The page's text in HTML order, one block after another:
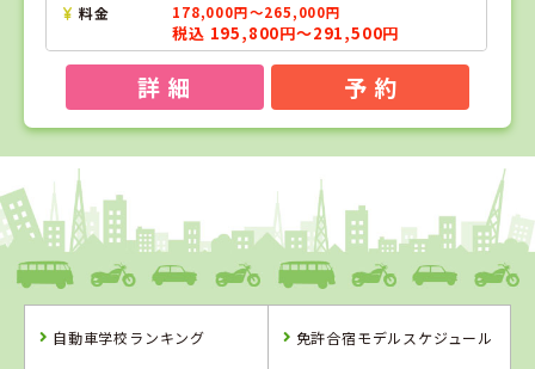
料金 178,000円～265,000円
税込 195,800円～291,500円
詳 細 予 約
1
岡山県
新倉敷自動車学校
自動車学校ランキング 免許合宿モデルスケジュール